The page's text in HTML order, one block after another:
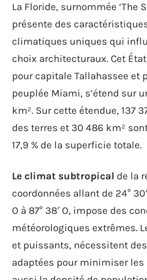
La Floride, surnommée ‘The
présente des
climatiques uniques qui
choix architecturaux. Cet
pour capitale Tallahassee et
peuplée Miami, s’étend sur
km². Sur cette étendue, 137
des terres et 30 486 km²
17,9 % de la superficie totale.
Le climat subtropical de la
coordonnées allant de 24° 30′
O à 87° 38′ O, impose des
météorologiques extrêmes.
et puissants, nécessitent
adaptées pour minimiser les